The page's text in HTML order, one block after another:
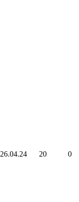
26.04.24 20 0